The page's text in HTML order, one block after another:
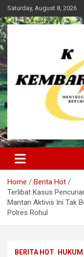
Skip
to
content
Saturday, August 8, 2026
Kembar
Home
Berita Hot
Terlibat Kasus
Mantan Aktivis Ini Tak
Polres Rohul
BERITA HOT HUKUM